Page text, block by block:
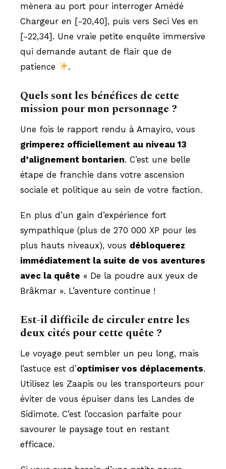
mènera au port pour interroger Amédé
Chargeur en [-20,40], puis vers Seci Ves en
[-22,34]. Une vraie petite enquête immersive
qui demande autant de flair que de
patience
.
Quels sont les bénéfices de cette
mission pour mon personnage ?
Une fois le rapport rendu à Amayiro, vous
grimperez officiellement au niveau 13
d’alignement bontarien. C’est une belle
étape de franchie dans votre ascension
sociale et politique au sein de votre faction.
En plus d’un gain d’expérience fort
sympathique (plus de 270 000 XP pour les
plus hauts niveaux), vous débloquerez
immédiatement la suite de vos aventures
avec la quête « De la poudre aux yeux de
Brâkmar ». L’aventure continue !
Est-il difficile de circuler entre les
deux cités pour cette quête ?
Le voyage peut sembler un peu long, mais
l’astuce est d’optimiser vos déplacements.
Utilisez les Zaapis ou les transporteurs pour
éviter de vous épuiser dans les Landes de
Sidimote. C’est l’occasion parfaite pour
savourer le paysage tout en restant
efficace.